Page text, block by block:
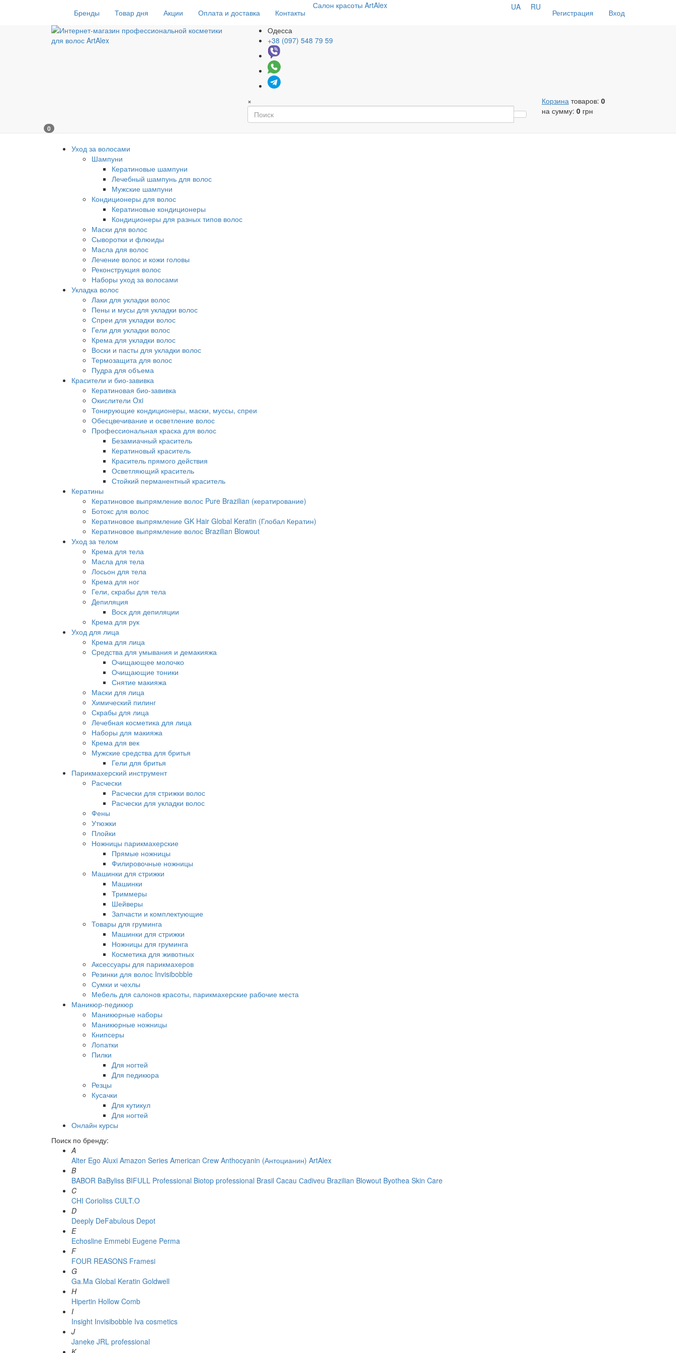
Бренды Товар дня Акции Оплата и доставка Контакты
Салон красоты ArtAlex
Регистрация Вход
UA RU
Одесса
+38 (097) 548 79 59
× Корзина товаров: 0
на сумму: 0 грн
0
Уход за волосами
Шампуни
Кератиновые шампуни
Лечебный шампунь для волос
Мужские шампуни
Кондиционеры для волос
Кератиновые кондиционеры
Кондиционеры для разных типов волос
Маски для волос
Сыворотки и флюиды
Масла для волос
Лечение волос и кожи головы
Реконструкция волос
Наборы уход за волосами
Укладка волос
Лаки для укладки волос
Пены и мусы для укладки волос
Спреи для укладки волос
Гели для укладки волос
Крема для укладки волос
Воски и пасты для укладки волос
Термозащита для волос
Пудра для объема
Красители и био-завивка
Кератиновая био-завивка
Окислители Oxi
Тонирующие кондиционеры, маски, муссы, спреи
Обесцвечивание и осветление волос
Профессиональная краска для волос
Безамиачный краситель
Кератиновый краситель
Краситель прямого действия
Осветляющий краситель
Стойкий перманентный краситель
Кератины
Кератиновое выпрямление волос Pure Brazilian (кератирование)
Ботокс для волос
Кератиновое выпрямление GK Hair Global Keratin (Глобал Кератин)
Кератиновое выпрямление волос Brazilian Blowout
Уход за телом
Крема для тела
Масла для тела
Лосьон для тела
Крема для ног
Гели, скрабы для тела
Депиляция
Воск для депиляции
Крема для рук
Уход для лица
Крема для лица
Средства для умывания и демакияжа
Очищающее молочко
Очищающие тоники
Снятие макияжа
Маски для лица
Химический пилинг
Скрабы для лица
Лечебная косметика для лица
Наборы для макияжа
Крема для век
Мужские средства для бритья
Гели для бритья
Парикмахерский инструмент
Расчески
Расчески для стрижки волос
Расчески для укладки волос
Фены
Утюжки
Плойки
Ножницы парикмахерские
Прямые ножницы
Филировочные ножницы
Машинки для стрижки
Машинки
Триммеры
Шейверы
Запчасти и комплектующие
Товары для груминга
Машинки для стрижки
Ножницы для груминга
Косметика для животных
Аксессуары для парикмахеров
Резинки для волос Invisibobble
Сумки и чехлы
Мебель для салонов красоты, парикмахерские рабочие места
Маникюр-педикюр
Маникюрные наборы
Маникюрные ножницы
Книпсеры
Лопатки
Пилки
Для ногтей
Для педикюра
Резцы
Кусачки
Для кутикул
Для ногтей
Онлайн курсы
Поиск по бренду:
A
Alter Ego Aluxi Amazon Series American Crew Anthocyanin (Антоцианин) ArtAlex
B
BABOR BaByliss BIFULL Professional Biotop professional Brasil Cacau Сadiveu Brazilian Blowout Byothea Skin Care
C
CHI Corioliss CULT.O
D
Deeply DeFabulous Depot
E
Echosline Emmebi Eugene Perma
F
FOUR REASONS Framesi
G
Ga.Ma Global Keratin Goldwell
H
Hipertin Hollow Comb
I
Insight Invisibobble Iva cosmetics
J
Janeke JRL professional